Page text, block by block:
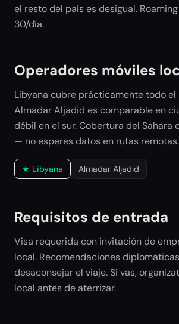
el resto del país es desigual.
30/día.
Operadores móviles
Libyana cubre prácticamente todo
Almadar Aljadid es comparable en
débil en el sur. Cobertura del Sahara
— no esperes datos en rutas remotas.
★ Libyana Almadar Aljadid
Requisitos de entrada
Visa requerida con invitación de
local. Recomendaciones
desaconsejar el viaje. Si vas,
local antes de aterrizar.